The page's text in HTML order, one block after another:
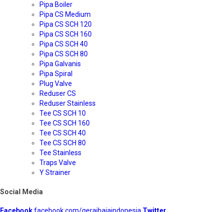
Pipa Boiler
Pipa CS Medium
Pipa CS SCH 120
Pipa CS SCH 160
Pipa CS SCH 40
Pipa CS SCH 80
Pipa Galvanis
Pipa Spiral
Plug Valve
Reduser CS
Reduser Stainless
Tee CS SCH 10
Tee CS SCH 160
Tee CS SCH 40
Tee CS SCH 80
Tee Stainless
Traps Valve
Y Strainer
Social Media